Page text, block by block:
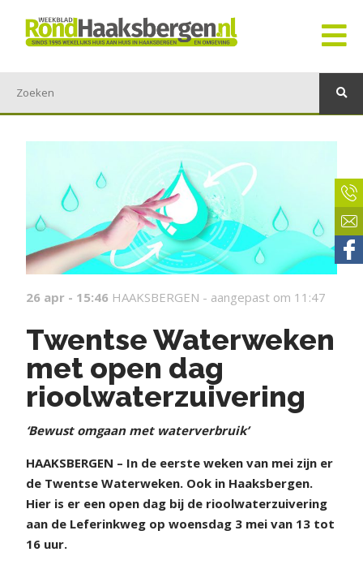
26 apr - 15:46 HAAKSBERGEN - aangepast om 11:47
Twentse Waterweken
met open dag
rioolwaterzuivering
‘Bewust omgaan met waterverbruik’
HAAKSBERGEN – In de eerste weken van mei zijn er
de Twentse Waterweken. Ook in Haaksbergen.
Hier is er een open dag bij de rioolwaterzuivering
aan de Leferinkweg op woensdag 3 mei van 13 tot
16 uur.